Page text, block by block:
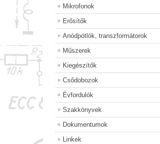
Mikrofonok
Erősítők
Anódpótlók, transzformátorok
Műszerek
Kiegészítők
Csődobozok
Évfordulók
Szakkönyvek
Dokumentumok
Linkek